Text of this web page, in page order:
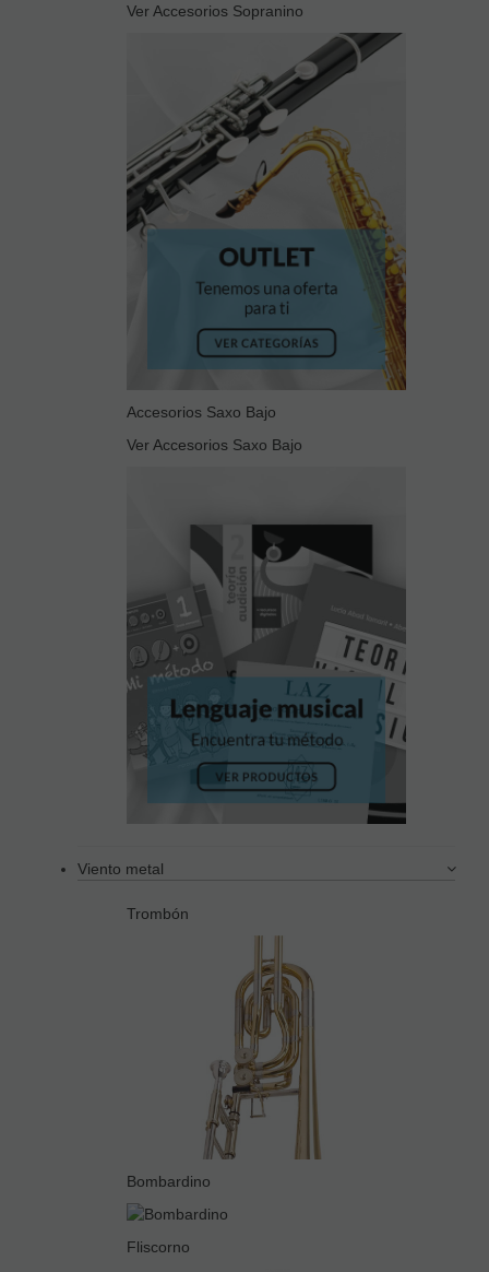
Ver Accesorios Sopranino
Accesorios Saxo Bajo
Ver Accesorios Saxo Bajo
Viento metal
Trombón
Bombardino
Fliscorno